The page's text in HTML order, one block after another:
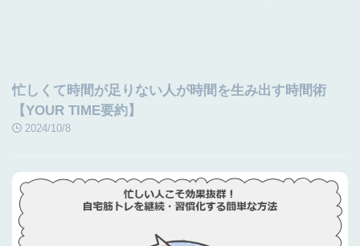
忙しくて時間が足りない人が時間を生み出す時間術
【YOUR TIME要約】
2024/10/8